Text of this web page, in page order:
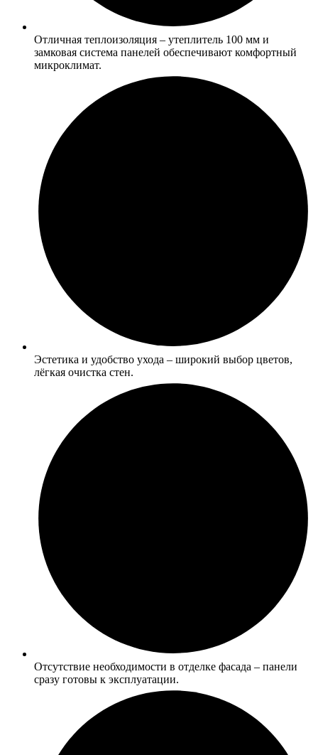
Отличная теплоизоляция – утеплитель 100 мм и
замковая система панелей обеспечивают комфортный
микроклимат.
Эстетика и удобство ухода – широкий выбор цветов,
лёгкая очистка стен.
Отсутствие необходимости в отделке фасада – панели
сразу готовы к эксплуатации.